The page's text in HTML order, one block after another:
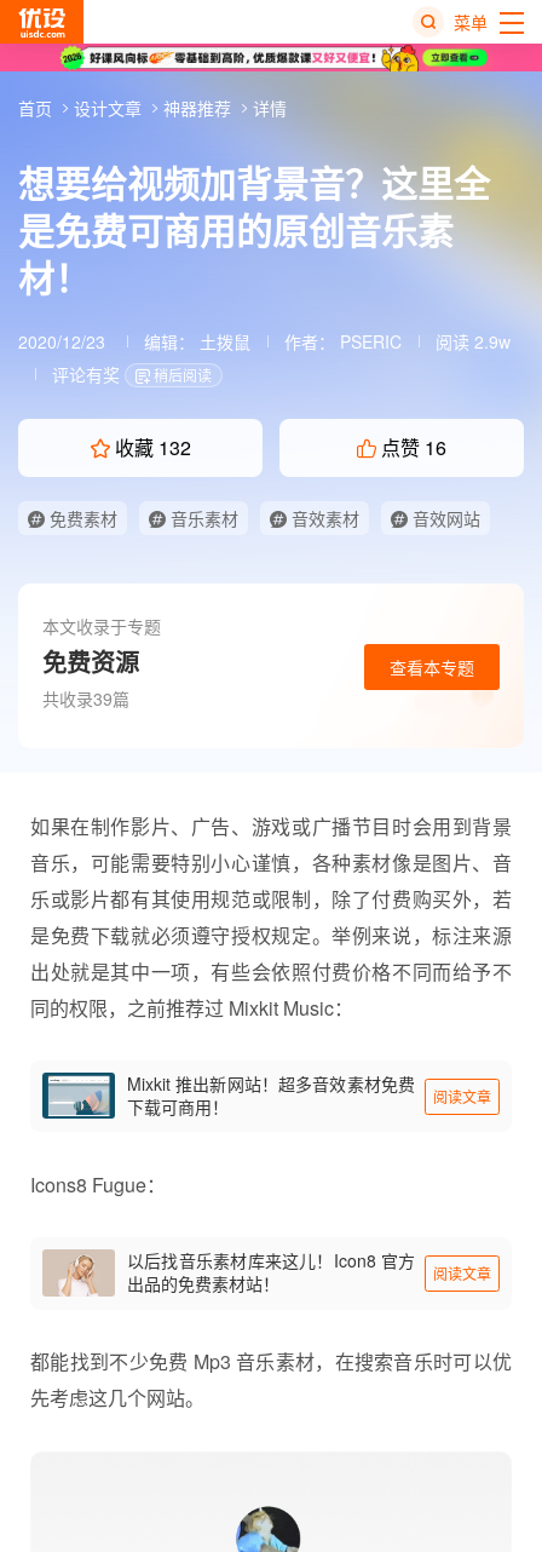
菜单
想要给视频加背景音？这里全
是免费可商用的原创音乐素
材！
2020/12/23 编辑： 土拨鼠 作者： PSERIC
阅读 2.9w
评论有奖
稍后阅读
收藏 132 点赞 16
免费素材 音乐素材 音效素材 音效网站
本文收录于专题
免费资源
共收录39篇
查看本专题
首页 设计文章 神器推荐 详情
如果在制作影片、广告、游戏或广播节目时会用到背景
音乐，可能需要特别小心谨慎，各种素材像是图片、音
乐或影片都有其使用规范或限制，除了付费购买外，若
是免费下载就必须遵守授权规定。举例来说，标注来源
出处就是其中一项，有些会依照付费价格不同而给予不
同的权限，之前推荐过 Mixkit Music：
Mixkit 推出新网站！超多音效素材免费
下载可商用！
阅读文章
Icons8 Fugue：
以后找音乐素材库来这儿！Icon8 官方
出品的免费素材站！
阅读文章
都能找到不少免费 Mp3 音乐素材，在搜索音乐时可以优
先考虑这几个网站。